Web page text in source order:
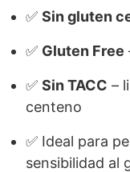
✅ Sin gluten
✅ Gluten Free
✅ Sin TACC –
centeno
✅ Ideal para
sensibilidad al